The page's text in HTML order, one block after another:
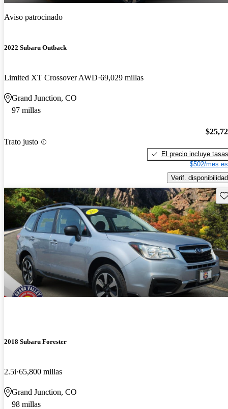
Aviso patrocinado
2022 Subaru Outback
Limited XT Crossover AWD 69,029 millas
Grand Junction, CO
97 millas
Trato justo
El precio incluye tasas
$502/mes
Verif. disponibilidad
2018 Subaru Forester
2.5i 65,800 millas
Grand Junction, CO
98 millas